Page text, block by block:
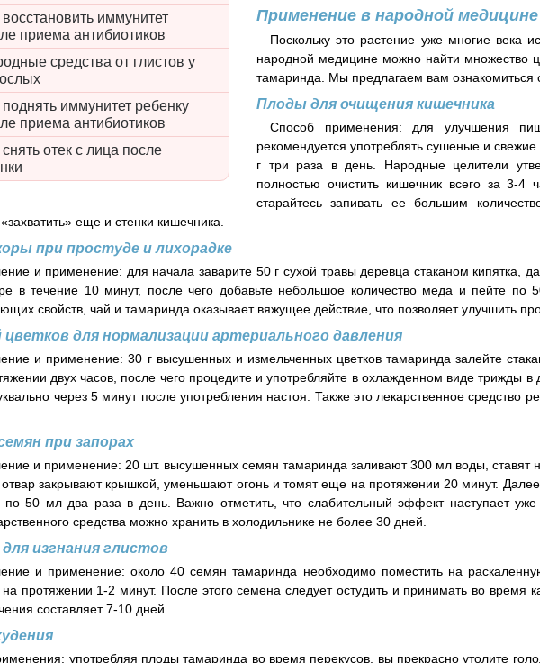
восстановить иммунитет
приема антибиотиков
средства от глистов у
поднять иммунитет ребенку
приема антибиотиков
снять отек с лица после
Применение в народной медицине
Поскольку это растение уже многие века
народной медицине можно найти множество
тамаринда. Мы предлагаем вам ознакомиться
Плоды для очищения кишечника
Способ применения: для улучшения
рекомендуется употреблять сушеные и
г три раза в день. Народные целители
полностью очистить кишечник всего за 3-4
старайтесь запивать ее большим
еще и стенки кишечника.
при простуде и лихорадке
и применение: для начала заварите 50 г сухой травы деревца стаканом кипятка,
в течение 10 минут, после чего добавьте небольшое количество меда и пейте
свойств, чай и тамаринда оказывает вяжущее действие, что позволяет улучшить
для нормализации артериального давления
и применение: 30 г высушенных и измельченных цветков тамаринда залейте
двух часов, после чего процедите и употребляйте в охлажденном виде трижды
через 5 минут после употребления настоя. Также это лекарственное средство
при запорах
и применение: 20 шт. высушенных семян тамаринда заливают 300 мл воды, ставят
отвар закрывают крышкой, уменьшают огонь и томят еще на протяжении 20 минут. Далее
по 50 мл два раза в день. Важно отметить, что слабительный эффект наступает
средства можно хранить в холодильнике не более 30 дней.
изгнания глистов
и применение: около 40 семян тамаринда необходимо поместить на
протяжении 1-2 минут. После этого семена следует остудить и принимать во время
составляет 7-10 дней.
употребляя плоды тамаринда во время перекусов, вы прекрасно утолите